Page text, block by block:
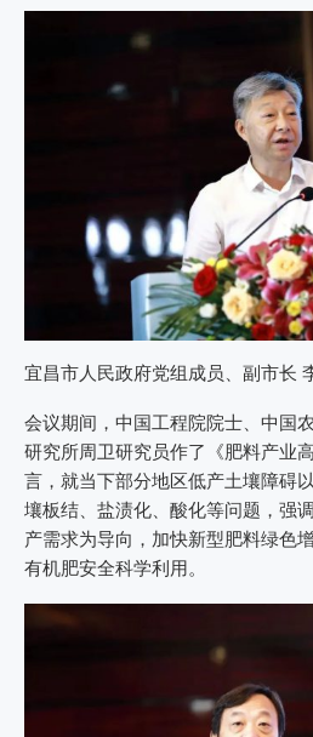
宜昌市人民政府党组成员、副市长
会议期间，中国工程院院士、中国
研究所周卫研究员作了《肥料产业
言，就当下部分地区低产土壤障碍
壤板结、盐渍化、酸化等问题，强
产需求为导向，加快新型肥料绿色
有机肥安全科学利用。